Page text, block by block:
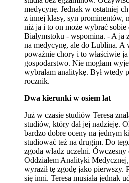
medycynę. Jednak w ostatniej
z innej klasy, syn prominentów,
niż ja i to on może wybrać
Białymstoku - wspomina. - A ja
na medycynę, ale do Lublina. A
poważnie chory i to właściwie
gospodarstwo. Nie mogłam
wybrałam analitykę. Był wtedy
rocznik.
Dwa kierunki w osiem lat
Już w czasie studiów Teresa
studiów, który dał jej nadzieję.
bardzo dobre oceny na jednym
studiować też na drugim. Do
zgoda władz uczelni.
Oddziałem Analityki
wyraził tę zgodę jako pierwszy.
się inni. Teresa musiała jednak